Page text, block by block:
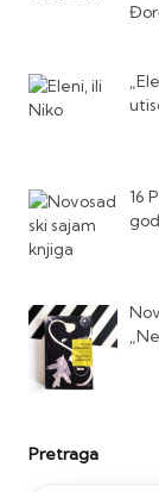
16
Pretraga